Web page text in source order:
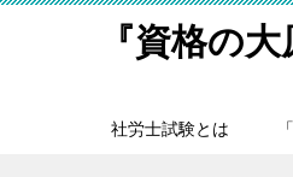
『資格の
社労士試験とは